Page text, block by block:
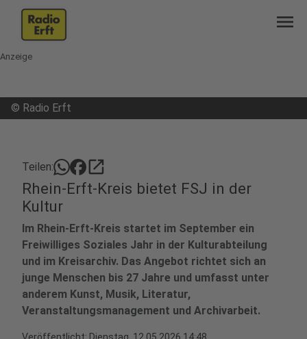
menu
Anzeige
© Radio Erft
Teilen: open_in_new
Rhein-Erft-Kreis bietet FSJ in der
Kultur
Im Rhein-Erft-Kreis startet im September ein
Freiwilliges Soziales Jahr in der Kulturabteilung
und im Kreisarchiv. Das Angebot richtet sich an
junge Menschen bis 27 Jahre und umfasst unter
anderem Kunst, Musik, Literatur,
Veranstaltungsmanagement und Archivarbeit.